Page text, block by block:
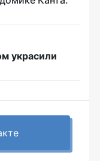
украсили